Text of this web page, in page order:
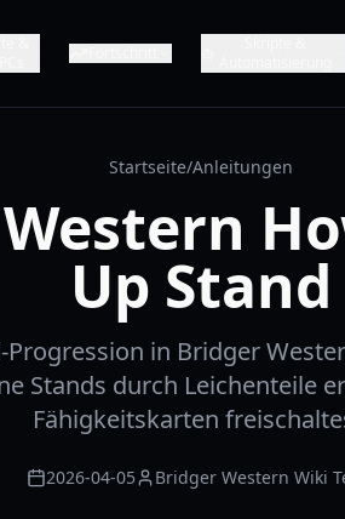
Startseite/Anleitungen
Up Stand
Progression in Bridger
Stands durch Leichenteile
Fähigkeitskarten
2026-04-05 Bridger Western Wiki